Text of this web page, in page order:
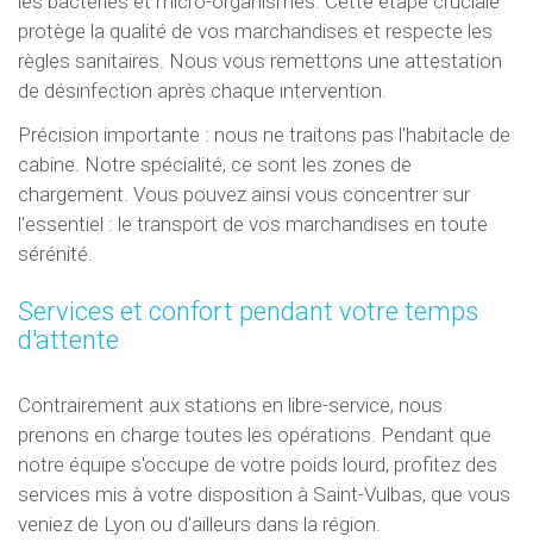
protège la qualité de vos marchandises et respecte les
règles sanitaires. Nous vous remettons une attestation
de désinfection après chaque intervention.
Précision importante : nous ne traitons pas l'habitacle de
cabine. Notre spécialité, ce sont les zones de
chargement. Vous pouvez ainsi vous concentrer sur
l'essentiel : le transport de vos marchandises en toute
sérénité.
Services et confort pendant votre temps
d'attente
Contrairement aux stations en libre-service, nous
prenons en charge toutes les opérations. Pendant que
notre équipe s'occupe de votre poids lourd, profitez des
services mis à votre disposition à Saint-Vulbas, que vous
veniez de Lyon ou d'ailleurs dans la région.